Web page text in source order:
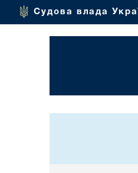
Судова влада